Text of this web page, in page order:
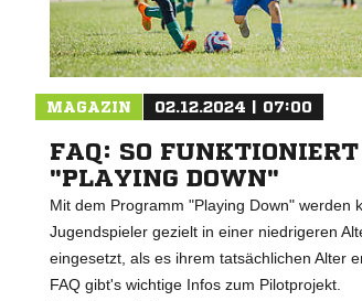
MAGAZIN 02.12.2024 | 07:00
FAQ: SO FUNKTIONIERT
"PLAYING DOWN"
Mit dem Programm "Playing Down" werden
Jugendspieler gezielt in einer niedrigeren
eingesetzt, als es ihrem tatsächlichen Alter
FAQ gibt's wichtige Infos zum Pilotprojekt.